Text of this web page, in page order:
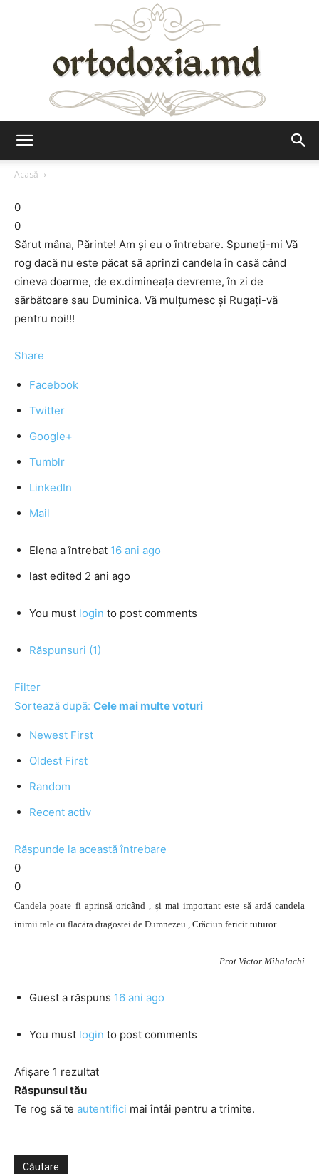
Acasă
0
0
Sărut mâna, Părinte! Am şi eu o întrebare. Spuneţi-mi Vă
rog dacă nu este păcat să aprinzi candela în casă când
cineva doarme, de ex.dimineaţa devreme, în zi de
sărbătoare sau Duminica. Vă mulţumesc şi Rugaţi-vă
pentru noi!!!
Share
Facebook
Twitter
Google+
Tumblr
LinkedIn
Mail
Elena a întrebat 16 ani ago
last edited 2 ani ago
You must login to post comments
Răspunsuri (1)
Filter
Sortează după: Cele mai multe voturi
Newest First
Oldest First
Random
Recent activ
Răspunde la această întrebare
0
0
Candela poate fi aprinsă oricând , și mai important este să ardă candela
inimii tale cu flacăra dragostei de Dumnezeu , Crăciun fericit tuturor.
Prot Victor Mihalachi
Guest a răspuns 16 ani ago
You must login to post comments
Afișare 1 rezultat
Răspunsul tău
Te rog să te autentifici mai întâi pentru a trimite.
Căutare